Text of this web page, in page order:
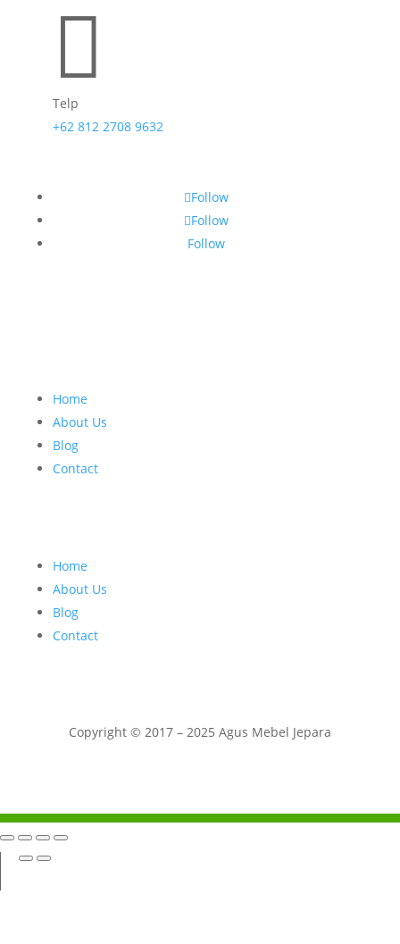

Telp
+62 812 2708 9632
Follow
Follow
Follow
Home
About Us
Blog
Contact
Home
About Us
Blog
Contact
Copyright © 2017 – 2025 Agus Mebel Jepara
Telepon